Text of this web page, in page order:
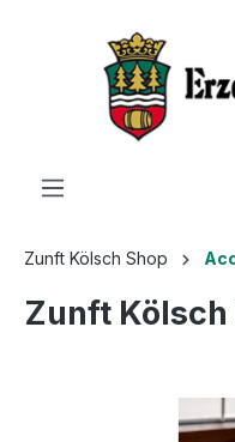
Zunft Kölsch Shop
Zunft Kölsch